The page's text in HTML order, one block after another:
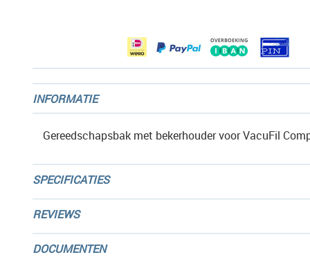
INFORMATIE
Gereedschapsbak met bekerhouder voor VacuFil
SPECIFICATIES
REVIEWS
DOCUMENTEN